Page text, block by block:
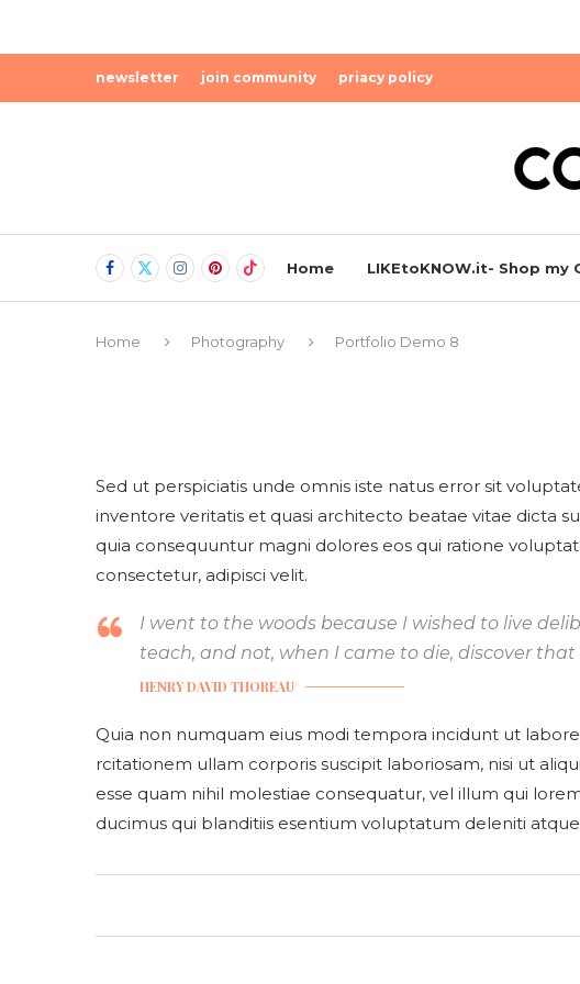
newsletter join community priacy policy
Home LIKEtoKNOW.it- Shop my
Home Photography Portfolio Demo 8
Sed ut perspiciatis unde omnis iste natus error sit
inventore veritatis et quasi architecto beatae vitae dicta
quia consequuntur magni dolores eos qui ratione
consectetur, adipisci velit.
I went to the woods because I wished to live
teach, and not, when I came to die, discover that
HENRY DAVID THOREAU
Quia non numquam eius modi tempora incidunt ut
rcitationem ullam corporis suscipit laboriosam, nisi ut
esse quam nihil molestiae consequatur, vel illum qui
ducimus qui blanditiis esentium voluptatum deleniti